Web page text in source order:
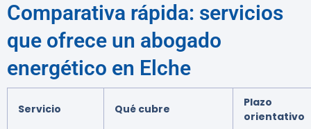
Comparativa rápida: servicios
que ofrece un abogado
energético en Elche
Servicio Qué cubre
Plazo
orientativo